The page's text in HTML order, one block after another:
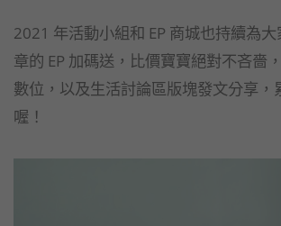
2021 年活動小組和 EP 商城也持續為
章的 EP 加碼送，比價寶寶絕對不吝嗇
數位，以及生活討論區版塊發文分享，
喔！